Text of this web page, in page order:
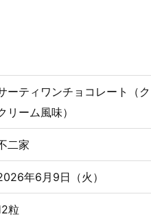
ーティワンチョコレート（
リーム風味）
二家
年6月9日（火）
粒